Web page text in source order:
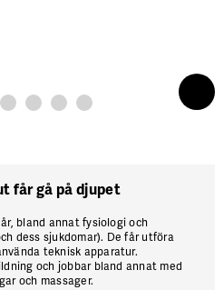
får gå på djupet
bland annat fysiologi och
dess sjukdomar). De får utföra
teknisk apparatur.
och jobbar bland annat med
och massager.